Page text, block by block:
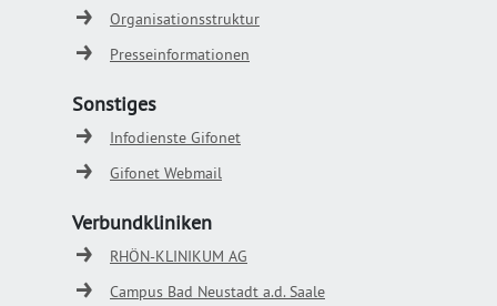
Organisationsstruktur
Presseinformationen
Sonstiges
Infodienste Gifonet
Gifonet Webmail
Verbundkliniken
RHÖN-KLINIKUM AG
Campus Bad Neustadt a.d. Saale